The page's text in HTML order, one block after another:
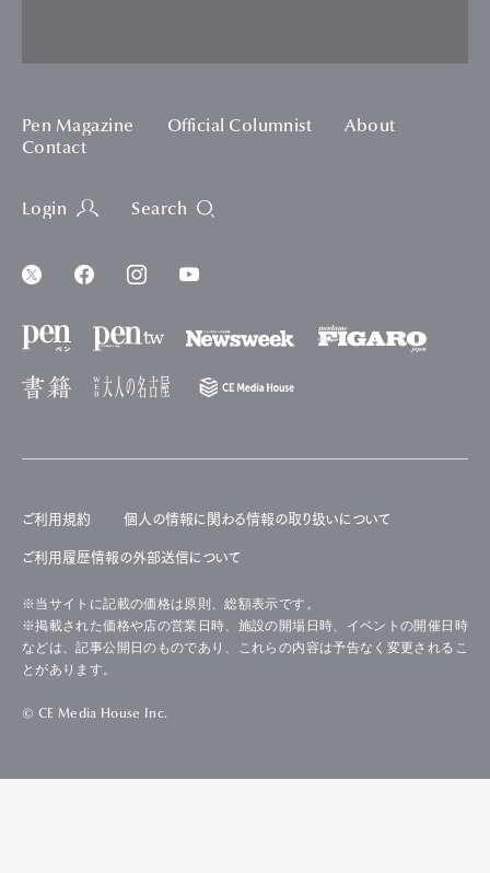
Pen Magazine Official Columnist
About
Contact
Login Search
ご利用規約 個人の情報に関わる情報の取り扱いについて
ご利用履歴情報の外部送信について
※当サイトに記載の価格は原則、総額表示です。
※掲載された価格や店の営業日時、施設の開場日時、イベントの開催日時
などは、記事公開日のものであり、これらの内容は予告なく変更されるこ
とがあります。
© CE Media House Inc.